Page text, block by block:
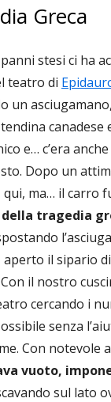
Greca
stesi ci ha
teatro di
un
canadese
e… c’era
Dopo un
ma… il carro
della tragedia
aperto il sipario
il nostro
cercando i
senza
Con notevole
vuoto,
sul lato